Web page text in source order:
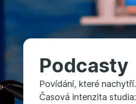
Podcasty
Povídání, které nachytří.
Časová intenzita studia: